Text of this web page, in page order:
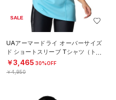
SALE
UAアーマードライ オーバーサイズ
ド ショートスリーブ Tシャツ（トレ
ーニング/WOMEN）
￥3,465 30%OFF
￥4,950